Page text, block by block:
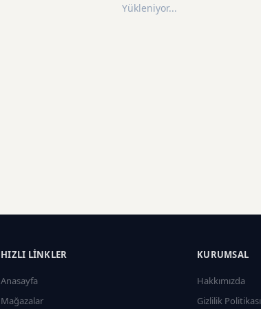
Yükleniyor...
HIZLI LINKLER
Anasayfa
Mağazalar
KURUMSAL
Hakkımızda
Gizlilik Politikası